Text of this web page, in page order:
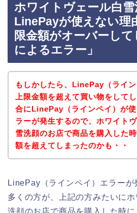
ホワイトヴェール白
LinePayが使えない理
限金額がオーバーし
によるエラー」
もしかしたら、LinePay（ライ
上限金額を超えて買い物をして
合にLinePay（ラインペイ）が
ラーが発生するので、ホワイト
雪洗顔のお店で商品を購入した
額を超えてしまったのかも・・
LinePay（ラインペイ）エラー
多くの方が、上記の方みたいに
洗顔のお店で商品を購入した時